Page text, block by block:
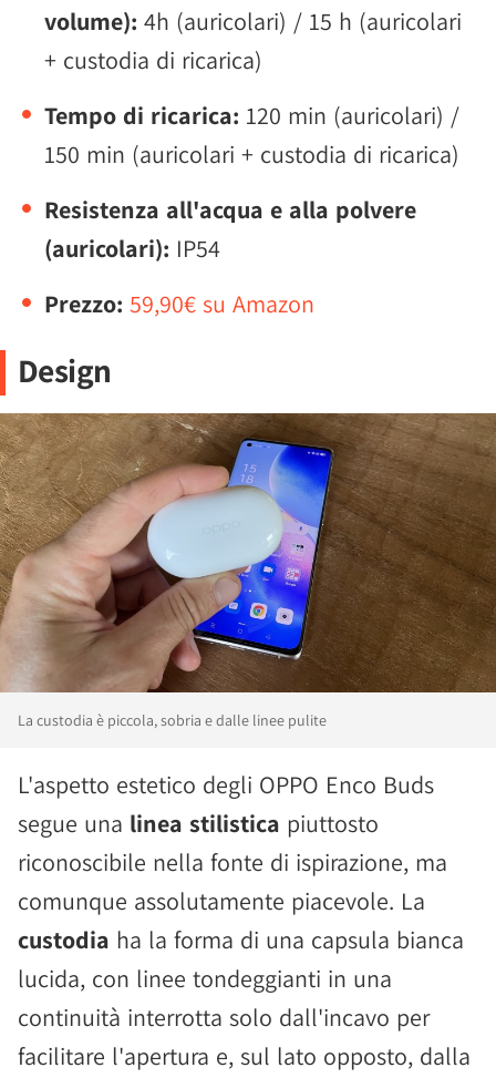
volume): 4h (auricolari) / 15 h (auricolari
+ custodia di ricarica)
Tempo di ricarica: 120 min (auricolari) /
150 min (auricolari + custodia di ricarica)
Resistenza all'acqua e alla polvere
(auricolari): IP54
Prezzo: 59,90€ su Amazon
Design
La custodia è piccola, sobria e dalle linee pulite
L'aspetto estetico degli OPPO Enco Buds
segue una linea stilistica piuttosto
riconoscibile nella fonte di ispirazione, ma
comunque assolutamente piacevole. La
custodia ha la forma di una capsula bianca
lucida, con linee tondeggianti in una
continuità interrotta solo dall'incavo per
facilitare l'apertura e, sul lato opposto, dalla